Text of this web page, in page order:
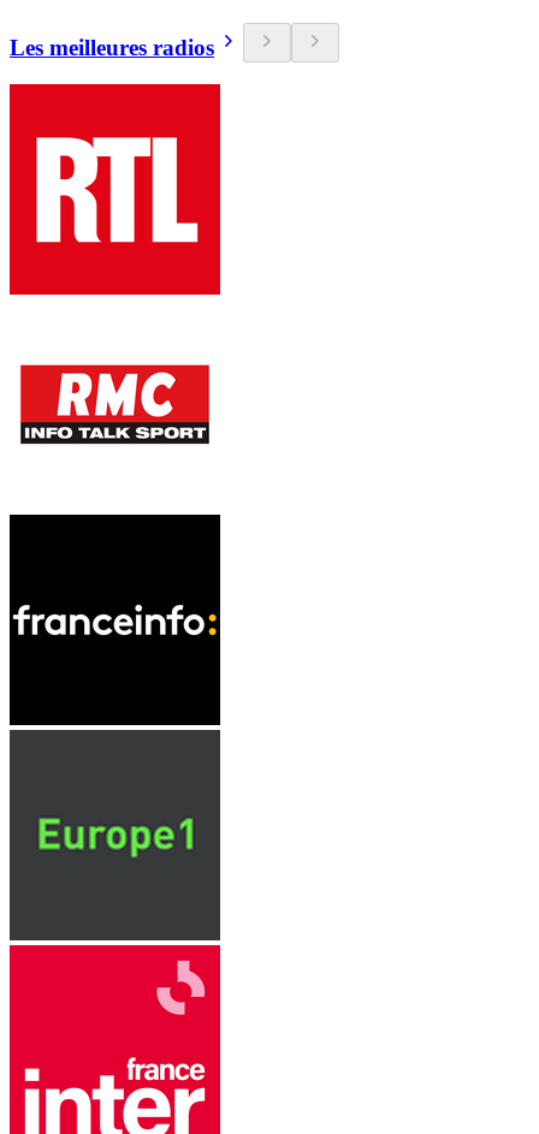
Les meilleures radios